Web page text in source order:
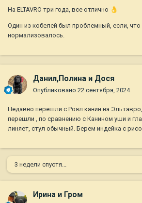
На ELTAVRO три года, все отлично 👌
Один из кобелей был проблемный, если, что
нормализовалось.
Данил,Полина и Дося
Опубликовано 22 сентября, 2024
Недавно перешли с Роял канин на
перешли , по сравнению с Канином уши и
линяет, стул обычный. Берем индейка с
3 недели спустя...
Ирина и Гром